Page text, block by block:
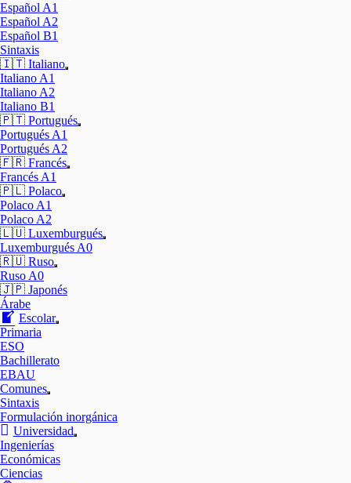
Mostrar
Español A1
Español A2
Español B1
Sintaxis
🇮🇹 Italiano
Mostrar
Italiano A1
Italiano A2
Italiano B1
🇵🇹 Portugués
Mostrar
Portugués A1
Portugués A2
🇫🇷 Francés
Mostrar
Francés A1
🇵🇱 Polaco
Mostrar
submenú
Polaco A1
Polaco A2
🇱🇺 Luxemburgués
Mostrar
Luxemburgués A0
🇷🇺 Ruso
Mostrar
el
submenú
Ruso A0
🇯🇵 Japonés
Árabe
Escolar
Mostrar
Primaria
ESO
Bachillerato
EBAU
Comunes
Mostrar
el
submenú
Sintaxis
Formulación inorgánica
Universidad
Mostrar
Ingenierías
Económicas
Ciencias